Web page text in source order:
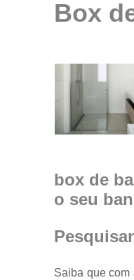
Box
box de
o seu
Saiba que com